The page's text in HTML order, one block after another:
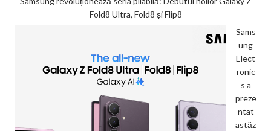
Fold8 Ultra, Fold8 și Flip8
Sams
ung
Elect
ronic
s a
preze
ntat
astăz